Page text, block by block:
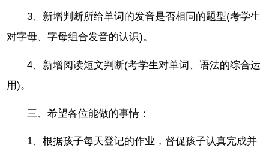
3、新增判断所给单词的发音是否相同的题型(考学生
对字母、字母组合发音的认识)。
4、新增阅读短文判断(考学生对单词、语法的综合运
用)。
三、希望各位能做的事情：
1、根据孩子每天登记的作业，督促孩子认真完成并